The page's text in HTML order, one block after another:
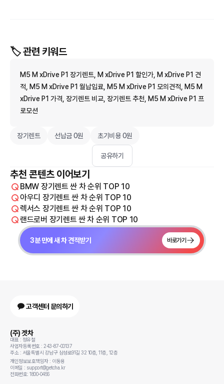
🏷️ 관련 키워드
M5 M xDrive P1 장기렌트, M xDrive P1 할인가, M xDrive P1 견
적, M5 M xDrive P1 월납입료, M5 M xDrive P1 모의견적, M5 M
xDrive P1 가격, 장기렌트 비교, 장기렌트 추천, M5 M xDrive P1 프
로모션
장기렌트 선납금 0원 초기비용 0원
공유하기
추천 콘텐츠 이어보기
BMW 장기렌트 싼 차 순위 TOP 10
아우디 장기렌트 싼 차 순위 TOP 10
렉서스 장기렌트 싼 차 순위 TOP 10
랜드로버 장기렌트 싼 차 순위 TOP 10
3분 만에 새 차 견적받기 바로가기
고객센터 문의하기
(주) 겟차
대표 : 정유철
사업자등록번호 : 243-87-00137
주소 : 서울특별시 강남구 삼성로91길 32 10층, 11층, 12층
개인정보보호책임자 : 이동용
이메일 : support@getcha.kr
전화번호: 1800-0456